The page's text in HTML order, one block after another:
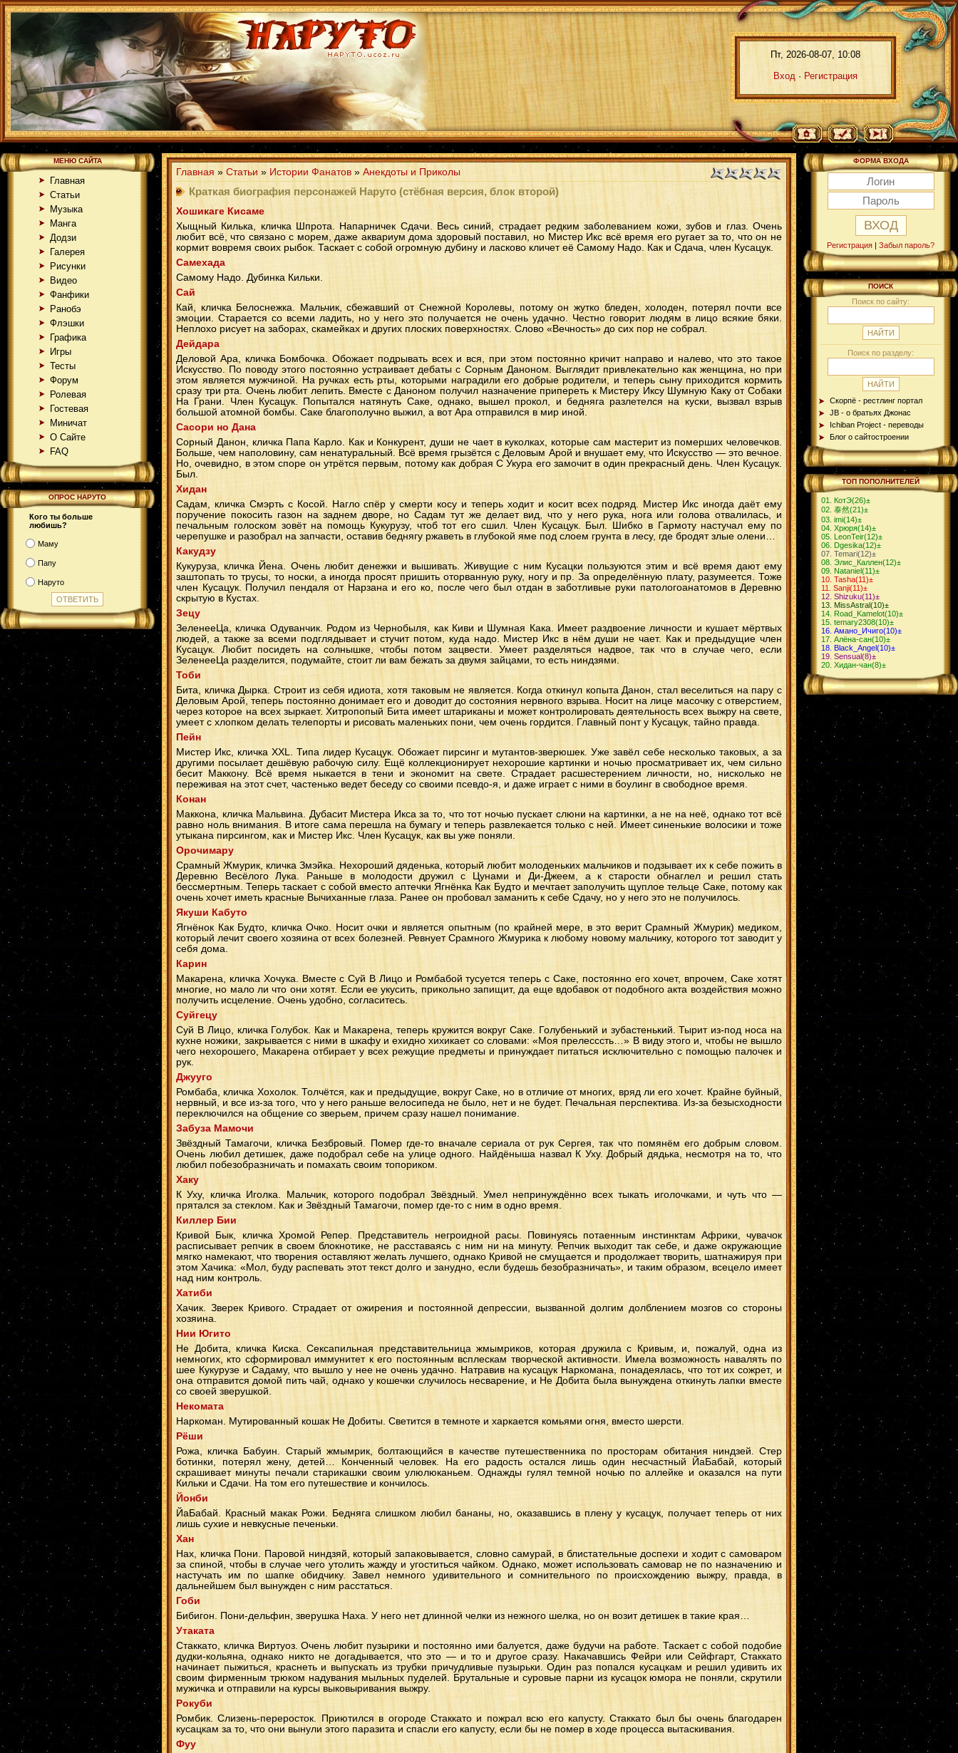
Пт, 2026-08-07, 10:08
Вход · Регистрация
МЕНЮ САЙТА
Главная
Статьи
Музыка
Манга
Додзи
Галерея
Рисунки
Видео
Фанфики
Ранобэ
Флэшки
Графика
Игры
Тесты
Форум
Ролевая
Гостевая
Миничат
О Сайте
FAQ
ОПРОС НАРУТО
Кого ты больше
любишь?
Маму
Папу
Наруто
Главная » Статьи » Истории Фанатов » Анекдоты и Приколы
Краткая биография персонажей Наруто (стёбная версия, блок второй)
Хошикаге Кисаме
Хыщный Килька, кличка Шпрота. Напарничек Сдачи. Весь синий, страдает редким заболеванием кожи, зубов и глаз. Очень
любит всё, что связано с морем, даже аквариум дома здоровый поставил, но Мистер Икс всё время его ругает за то, что он не
кормит вовремя своих рыбок. Таскает с собой огромную дубину и ласково кличет её Самому Надо. Как и Сдача, член Кусацук.
Самехада
Самому Надо. Дубинка Кильки.
Сай
Кай, кличка Белоснежка. Мальчик, сбежавший от Снежной Королевы, потому он жутко бледен, холоден, потерял почти все
эмоции. Старается со всеми ладить, но у него это получается не очень удачно. Честно говорит людям в лицо всякие бяки.
Неплохо рисует на заборах, скамейках и других плоских поверхностях. Слово «Вечность» до сих пор не собрал.
Дейдара
Деловой Ара, кличка Бомбочка. Обожает подрывать всех и вся, при этом постоянно кричит направо и налево, что это такое
Искусство. По поводу этого постоянно устраивает дебаты с Сорным Даноном. Выглядит привлекательно как женщина, но при
этом является мужчиной. На ручках есть рты, которыми наградили его добрые родители, и теперь сыну приходится кормить
сразу три рта. Очень любит лепить. Вместе с Даноном получил назначение припереть к Мистеру Иксу Шумную Каку от Собаки
На Грани. Член Кусацук. Попытался натянуть Саке, однако, вышел прокол, и бедняга разлетелся на куски, вызвал взрыв
большой атомной бомбы. Саке благополучно выжил, а вот Ара отправился в мир иной.
Сасори но Дана
Сорный Данон, кличка Папа Карло. Как и Конкурент, души не чает в куколках, которые сам мастерит из померших человечков.
Больше, чем наполовину, сам ненатуральный. Всё время грызётся с Деловым Арой и внушает ему, что Искусство — это вечное.
Но, очевидно, в этом споре он утрётся первым, потому как добрая С Укура его замочит в один прекрасный день. Член Кусацук.
Был.
Хидан
Садам, кличка Смэрть с Косой. Нагло спёр у смерти косу и теперь ходит и косит всех подряд. Мистер Икс иногда даёт ему
поручение покосить газон на заднем дворе, но Садам тут же делает вид, что у него рука, нога или голова отвалилась, и
печальным голоском зовёт на помощь Кукурузу, чтоб тот его сшил. Член Кусацук. Был. Шибко в Гармоту настучал ему по
черепушке и разобрал на запчасти, оставив беднягу ржаветь в глубокой яме под слоем грунта в лесу, где бродят злые олени…
Какудзу
Кукуруза, кличка Йена. Очень любит денежки и вышивать. Живущие с ним Кусацки пользуются этим и всё время дают ему
заштопать то трусы, то носки, а иногда просят пришить оторванную руку, ногу и пр. За определённую плату, разумеется. Тоже
член Кусацук. Получил пендаля от Нарзана и его ко, после чего был отдан в заботливые руки патологоанатомов в Деревню
скрытую в Кустах.
Зецу
ЗеленееЦа, кличка Одуванчик. Родом из Чернобыля, как Киви и Шумная Кака. Имеет раздвоение личности и кушает мёртвых
людей, а также за всеми подглядывает и стучит потом, куда надо. Мистер Икс в нём души не чает. Как и предыдущие член
Кусацук. Любит посидеть на солнышке, чтобы потом зацвести. Умеет разделяться надвое, так что в случае чего, если
ЗеленееЦа разделится, подумайте, стоит ли вам бежать за двумя зайцами, то есть ниндзями.
Тоби
Бита, кличка Дырка. Строит из себя идиота, хотя таковым не является. Когда откинул копыта Данон, стал веселиться на пару с
Деловым Арой, теперь постоянно донимает его и доводит до состояния нервного взрыва. Носит на лице масочку с отверстием,
через которое на всех зыркает. Хитропопый Бита имеет штариканы и может контролировать деятельность всех выжру на свете,
умеет с хлопком делать телепорты и рисовать маленьких пони, чем очень гордится. Главный понт у Кусацук, тайно правда.
Пейн
Мистер Икс, кличка ХХL. Типа лидер Кусацук. Обожает пирсинг и мутантов-зверюшек. Уже завёл себе несколько таковых, а за
другими посылает дешёвую рабочую силу. Ещё коллекционирует нехорошие картинки и ночью просматривает их, чем сильно
бесит Маккону. Всё время ныкается в тени и экономит на свете. Страдает расшестерением личности, но, нисколько не
переживая на этот счет, частенько ведет беседу со своими псевдо-я, и даже играет с ними в боулинг в свободное время.
Конан
Маккона, кличка Мальвина. Дубасит Мистера Икса за то, что тот ночью пускает слюни на картинки, а не на неё, однако тот всё
равно ноль внимания. В итоге сама перешла на бумагу и теперь развлекается только с ней. Имеет синенькие волосики и тоже
утыкана пирсингом, как и Мистер Икс. Член Кусацук, как вы уже поняли.
Орочимару
Срамный Жмурик, кличка Змэйка. Нехороший дяденька, который любит молоденьких мальчиков и подзывает их к себе пожить в
Деревню Весёлого Лука. Раньше в молодости дружил с Цунами и Ди-Джеем, а к старости обнаглел и решил стать
бессмертным. Теперь таскает с собой вместо аптечки Ягнёнка Как Будто и мечтает заполучить щуплое тельце Саке, потому как
очень хочет иметь красные Вычиханные глаза. Ранее он пробовал заманить к себе Сдачу, но у него это не получилось.
Якуши Кабуто
Ягнёнок Как Будто, кличка Очко. Носит очки и является опытным (по крайней мере, в это верит Срамный Жмурик) медиком,
который лечит своего хозяина от всех болезней. Ревнует Срамного Жмурика к любому новому мальчику, которого тот заводит у
себя дома.
Карин
Макарена, кличка Хочука. Вместе с Суй В Лицо и Ромбабой тусуется теперь с Саке, постоянно его хочет, впрочем, Саке хотят
многие, но мало ли что они хотят. Если ее укусить, прикольно запищит, да еще вдобавок от подобного акта воздействия можно
получить исцеление. Очень удобно, согласитесь.
Суйгецу
Суй В Лицо, кличка Голубок. Как и Макарена, теперь кружится вокруг Саке. Голубенький и зубастенький. Тырит из-под носа на
кухне ножики, закрывается с ними в шкафу и ехидно хихикает со словами: «Моя прелесссть…» В виду этого и, чтобы не вышло
чего нехорошего, Макарена отбирает у всех режущие предметы и принуждает питаться исключительно с помощью палочек и
рук.
Джууго
Ромбаба, кличка Хохолок. Толчётся, как и предыдущие, вокруг Саке, но в отличие от многих, вряд ли его хочет. Крайне буйный,
нервный, и все из-за того, что у него раньше велосипеда не было, нет и не будет. Печальная перспектива. Из-за безысходности
переключился на общение со зверьем, причем сразу нашел понимание.
Забуза Мамочи
Звёздный Тамагочи, кличка Безбровый. Помер где-то вначале сериала от рук Сергея, так что помянём его добрым словом.
Очень любил детишек, даже подобрал себе на улице одного. Найдёныша назвал К Уху. Добрый дядька, несмотря на то, что
любил побезобразничать и помахать своим топориком.
Хаку
К Уху, кличка Иголка. Мальчик, которого подобрал Звёздный. Умел непринуждённо всех тыкать иголочками, и чуть что —
прятался за стеклом. Как и Звёздный Тамагочи, помер где-то с ним в одно время.
Киллер Бии
Кривой Бык, кличка Хромой Репер. Представитель негроидной расы. Повинуясь потаенным инстинктам Африки, чувачок
расписывает репчик в своем блокнотике, не расставаясь с ним ни на минуту. Репчик выходит так себе, и даже окружающие
мягко намекают, что творения оставляют желать лучшего, однако Кривой не смущается и продолжает творить, шатнажируя при
этом Хачика: «Мол, буду распевать этот текст долго и занудно, если будешь безобразничать», и таким образом, всецело имеет
над ним контроль.
Хатиби
Хачик. Зверек Кривого. Страдает от ожирения и постоянной депрессии, вызванной долгим долблением мозгов со стороны
хозяина.
Нии Югито
Не Добита, кличка Киска. Сексапильная представительница жмымриков, которая дружила с Кривым, и, пожалуй, одна из
немногих, кто сформировал иммунитет к его постоянным всплескам творческой активности. Имела возможность навалять по
шее Кукурузе и Садаму, что вышло у нее не очень удачно. Натравив на кусацук Наркомана, понадеялась, что тот их сожрет, и
она отправится домой пить чай, однако у кошечки случилось несварение, и Не Добита была вынуждена откинуть лапки вместе
со своей зверушкой.
Некомата
Наркоман. Мутированный кошак Не Добиты. Светится в темноте и харкается комьями огня, вместо шерсти.
Рёши
Рожа, кличка Бабуин. Старый жмымрик, болтающийся в качестве путешественника по просторам обитания ниндзей. Стер
ботинки, потерял жену, детей… Конченный человек. На его радость остался лишь один несчастный ЙаБабай, который
скрашивает минуты печали старикашки своим улюлюканьем. Однажды гулял темной ночью по аллейке и оказался на пути
Кильки и Сдачи. На том его путешествие и кончилось.
Йонби
ЙаБабай. Красный макак Рожи. Бедняга слишком любил бананы, но, оказавшись в плену у кусацук, получает теперь от них
лишь сухие и невкусные печеньки.
Хан
Нах, кличка Пони. Паровой ниндзяй, который запаковывается, словно самурай, в блистательные доспехи и ходит с самоваром
за спиной, чтобы в случае чего утолить жажду и угоститься чайком. Однако, может использовать самовар не по назначению и
настучать им по шапке обидчику. Завел немного удивительного и сомнительного по происхождению выжру, правда, в
дальнейшем был вынужден с ним расстаться.
Гоби
Бибигон. Пони-дельфин, зверушка Наха. У него нет длинной челки из нежного шелка, но он возит детишек в такие края…
Утаката
Стаккато, кличка Виртуоз. Очень любит пузырики и постоянно ими балуется, даже будучи на работе. Таскает с собой подобие
дудки-кольяна, однако никто не догадывается, что это — и то и другое сразу. Накачавшись Фейри или Сейфгарт, Стаккато
начинает пыжиться, краснеть и выпускать из трубки причудливые пузырьки. Один раз попался кусацкам и решил удивить их
своим фирменным трюком надувания мыльных пуделей. Брутальные и суровые парни из кусацок юмора не поняли, скрутили
мужичка и отправили на курсы выковыривания выжру.
Рокуби
Ромбик. Слизень-переросток. Приютился в огороде Стаккато и пожрал всю его капусту. Стаккато был бы очень благодарен
кусацкам за то, что они вынули этого паразита и спасли его капусту, если бы не помер в ходе процесса вытаскивания.
Фуу
ФОРМА ВХОДА
Регистрация | Забыл пароль?
ПОИСК
Поиск по сайту:
Поиск по разделу:
Скорпё - рестлинг портал
JB - о братьях Джонас
Ichiban Project - переводы
Блог о сайтостроении
ТОП ПОПОЛНИТЕЛЕЙ
КотЭ(26)±
泰然(21)±
imi(14)±
Хрюря(14)±
LeonTeir(12)±
Dgesika(12)±
Теmari(12)±
Элис_Каллен(12)±
Nataniel(11)±
Tasha(11)±
Sanji(11)±
Shizuku(11)±
MissAstral(10)±
Road_Kamelot(10)±
temary2308(10)±
Амано_Ичиго(10)±
Алёна-сан(10)±
Black_Angel(10)±
Sensual(8)±
Хидан-чан(8)±